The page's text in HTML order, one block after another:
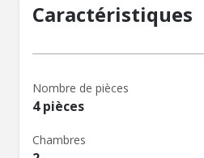
Caractéristiques
Nombre de pièces
4 pièces
Chambres